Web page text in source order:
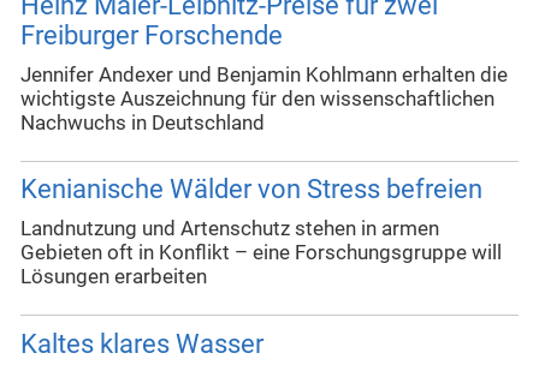
Freiburger Forschende
Jennifer Andexer und Benjamin Kohlmann erhalten die
wichtigste Auszeichnung für den wissenschaftlichen
Nachwuchs in Deutschland
Kenianische Wälder von Stress befreien
Landnutzung und Artenschutz stehen in armen
Gebieten oft in Konflikt – eine Forschungsgruppe will
Lösungen erarbeiten
Kaltes klares Wasser